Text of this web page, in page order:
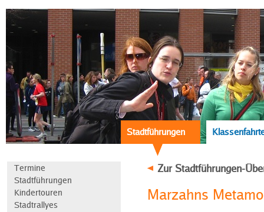
Stadtführungen
Termine
Stadtführungen
Kindertouren
Stadtrallyes
Zur Stadtführungen-
Marzahns